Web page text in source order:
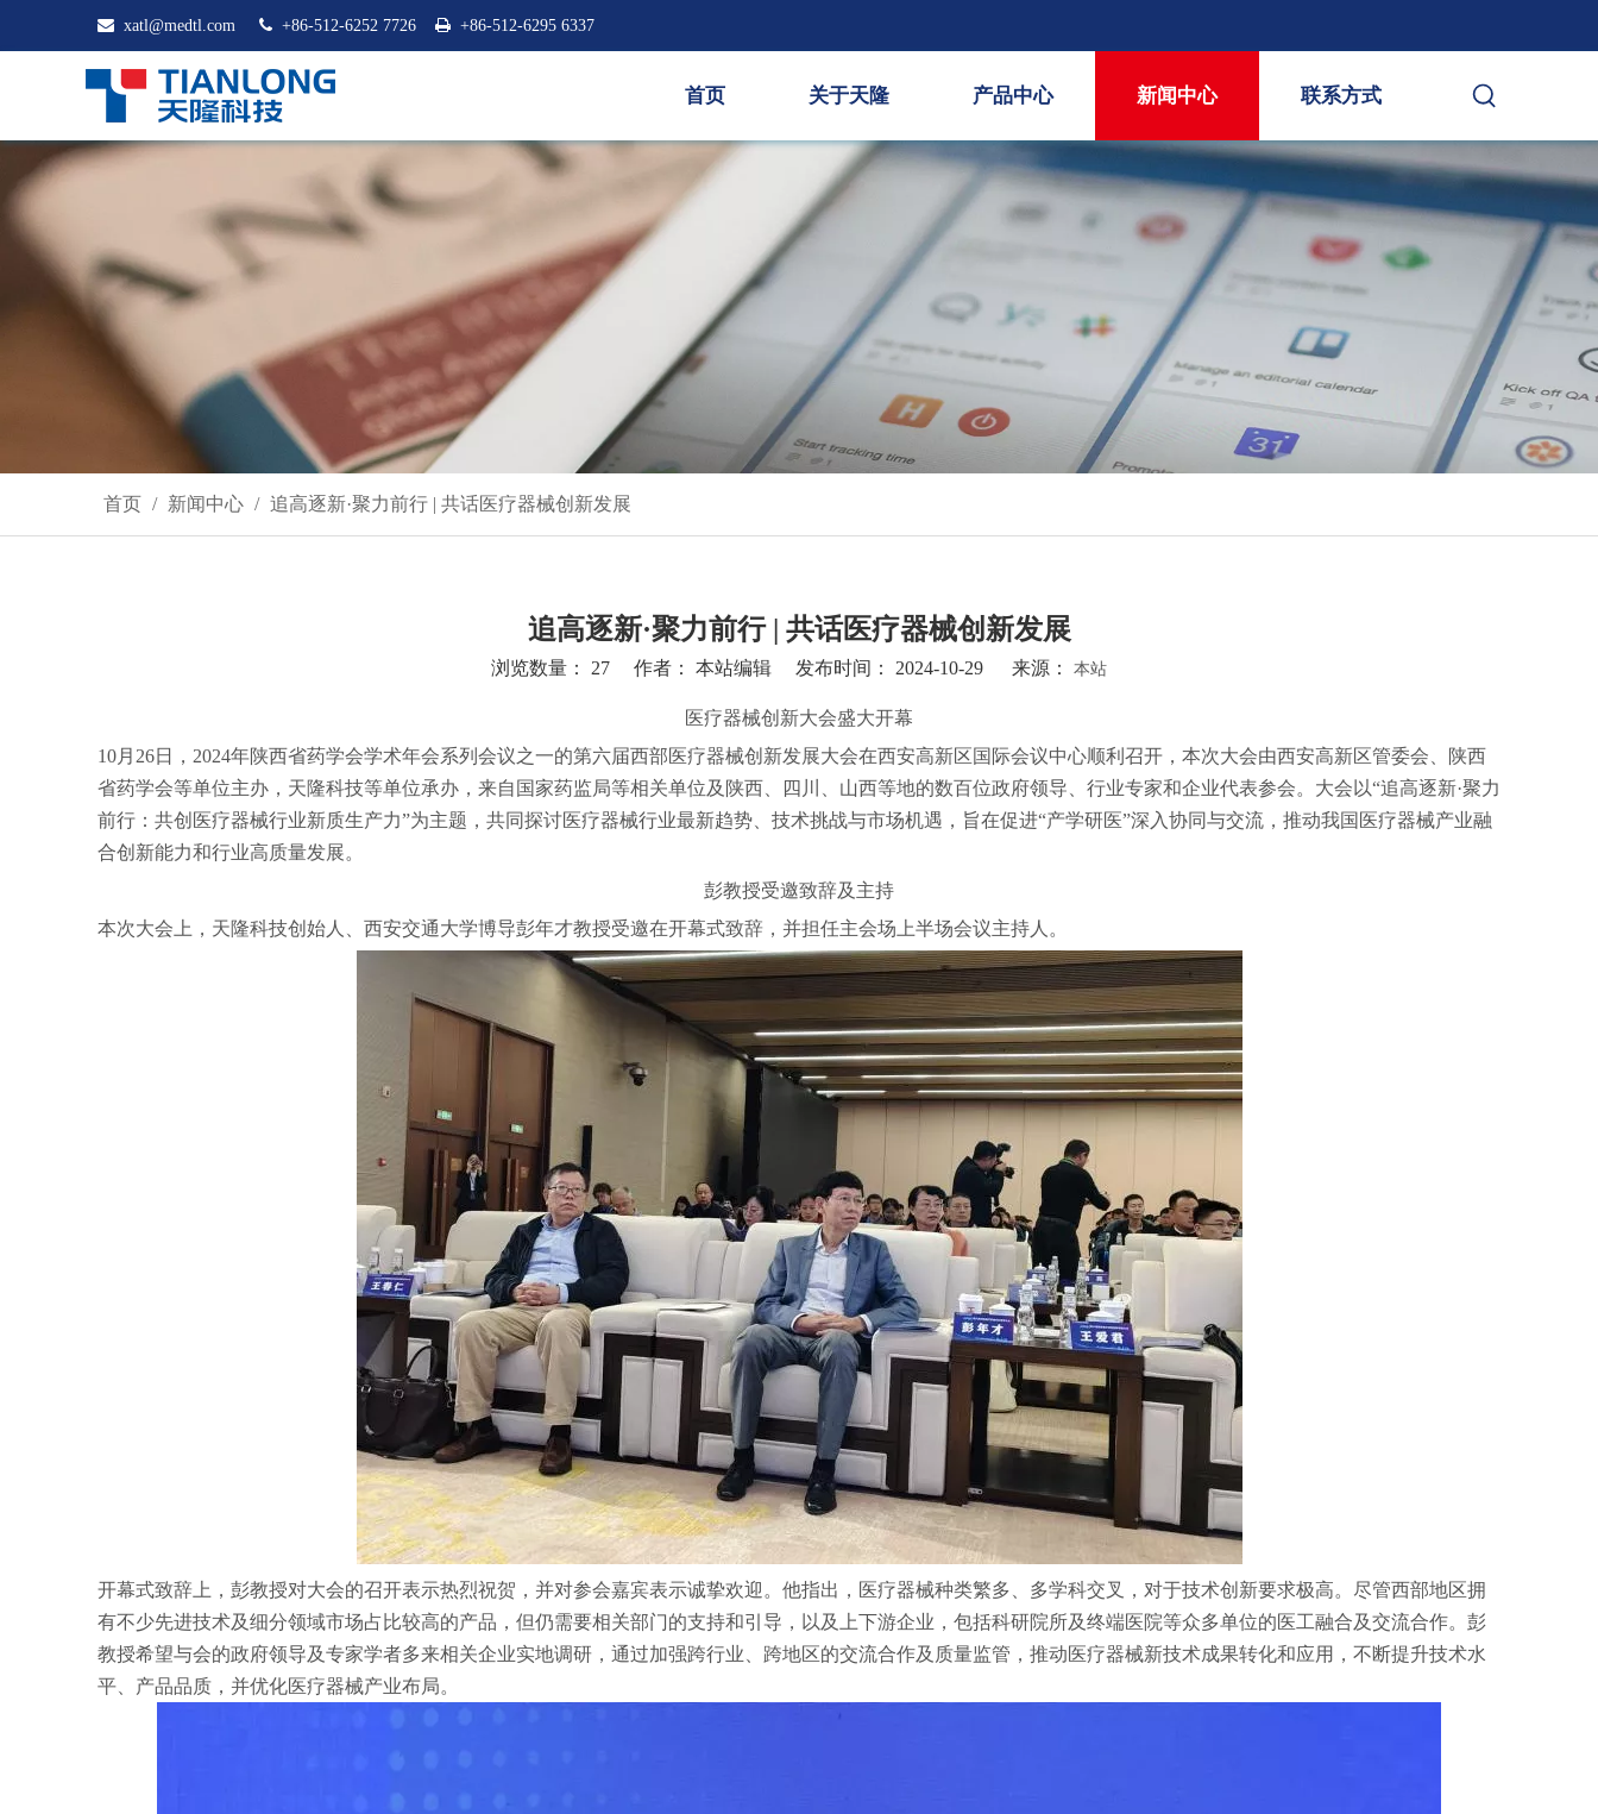
 xatl@medtl.com  +86-512-6252 7726  +86-512-6295 6337
首页 关于天隆 产品中心 新闻中心 联系方式
首页 / 新闻中心 / 追高逐新·聚力前行 | 共话医疗器械创新发展
追高逐新·聚力前行 | 共话医疗器械创新发展
浏览数量： 27 作者： 本站编辑 发布时间： 2024-10-29 来源： 本站
医疗器械创新大会盛大开幕
10月26日，2024年陕西省药学会学术年会系列会议之一的第六届西部医疗器械创新发展大会在西安高新区国际会议中心顺利召开，本次大会由西安高新区管委会、陕西
省药学会等单位主办，天隆科技等单位承办，来自国家药监局等相关单位及陕西、四川、山西等地的数百位政府领导、行业专家和企业代表参会。大会以“追高逐新·聚力
前行：共创医疗器械行业新质生产力”为主题，共同探讨医疗器械行业最新趋势、技术挑战与市场机遇，旨在促进“产学研医”深入协同与交流，推动我国医疗器械产业融
合创新能力和行业高质量发展。
彭教授受邀致辞及主持
本次大会上，天隆科技创始人、西安交通大学博导彭年才教授受邀在开幕式致辞，并担任主会场上半场会议主持人。
开幕式致辞上，彭教授对大会的召开表示热烈祝贺，并对参会嘉宾表示诚挚欢迎。他指出，医疗器械种类繁多、多学科交叉，对于技术创新要求极高。尽管西部地区拥
有不少先进技术及细分领域市场占比较高的产品，但仍需要相关部门的支持和引导，以及上下游企业，包括科研院所及终端医院等众多单位的医工融合及交流合作。彭
教授希望与会的政府领导及专家学者多来相关企业实地调研，通过加强跨行业、跨地区的交流合作及质量监管，推动医疗器械新技术成果转化和应用，不断提升技术水
平、产品品质，并优化医疗器械产业布局。